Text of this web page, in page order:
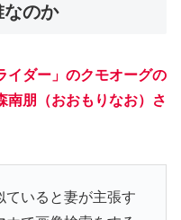
なのか
イダー」のクモオーグの
南朋（おおもりなお）さ
ていると妻が主張す